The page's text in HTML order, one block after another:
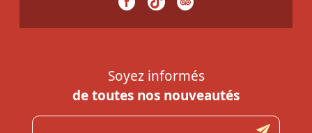
Soyez informés
de toutes nos nouveautés